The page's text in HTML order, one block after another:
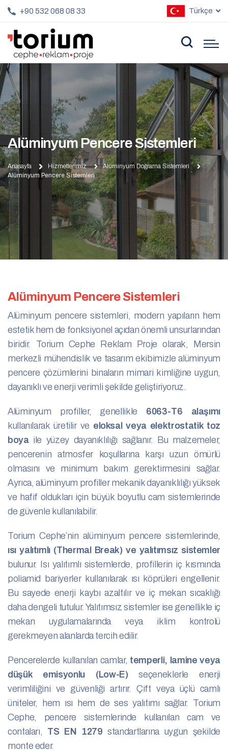
+90 532 068 08 33 Türkçe
Alüminyum Pencere Sistemleri
Anasayfa Hizmetlerimiz
Alüminyum Doğrama Sistemleri
Alüminyum Pencere Sistemleri
Alüminyum Pencere Sistemleri
Alüminyum pencere sistemleri, modern yapıların hem
estetik hem de fonksiyonel açıdan önemli unsurlarından
biridir. Torium Cephe Reklam Proje olarak, Mersin
merkezli mühendislik ve tasarım ekibimizle alüminyum
pencere çözümlerini binaların mimari kimliğine uygun,
dayanıklı ve enerji verimli şekilde geliştiriyoruz.
Alüminyum profiller, genellikle 6063-T6 alaşımı
kullanılarak üretilir ve eloksal veya elektrostatik toz
boyaile yüzey dayanıklılığı sağlanır. Bu malzemeler,
pencerenin atmosfer koşullarına karşı uzun ömürlü
olmasını ve minimum bakım gerektirmesini sağlar.
Ayrıca, alüminyum profiller mekanik dayanıklılığı yüksek
ve hafif oldukları için büyük boyutlu cam sistemlerinde
de güvenle kullanılabilir.
Torium Cephe’nin alüminyum pencere sistemlerinde,
ısı yalıtımlı (Thermal Break) ve yalıtımsız sistemler
bulunur. Isı yalıtımlı sistemlerde, profillerin iç kısmında
poliamid bariyerler kullanılarak ısı köprüleri engellenir.
Bu sayede enerji kaybı azaltılır ve iç mekan sıcaklığı
daha dengeli tutulur. Yalıtımsız sistemler ise genellikle iç
mekan uygulamalarında veya iklim kontrolü
gerekmeyen alanlarda tercih edilir.
Pencerelerde kullanılan camlar, temperli, lamine veya
düşük emisyonlu (Low-E)seçeneklerle enerji
verimliliğini ve güvenliği artırır. Çift veya üçlü camlı
üniteler, hem ısı hem de ses yalıtımı sağlar. Torium
Cephe, pencere sistemlerinde kullanılan cam ve
contaları, TS EN 1279 standartlarına uygun şekilde
monte eder.